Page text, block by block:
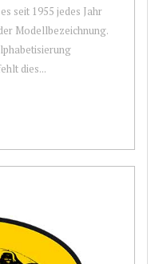
seit 1955 jedes Jahr
Modellbezeichnung.
dies...